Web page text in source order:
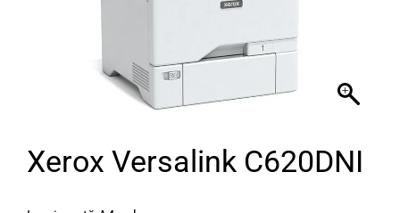
Xerox Versalink C620DNI